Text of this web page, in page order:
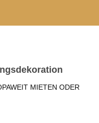
MIETEN ODER